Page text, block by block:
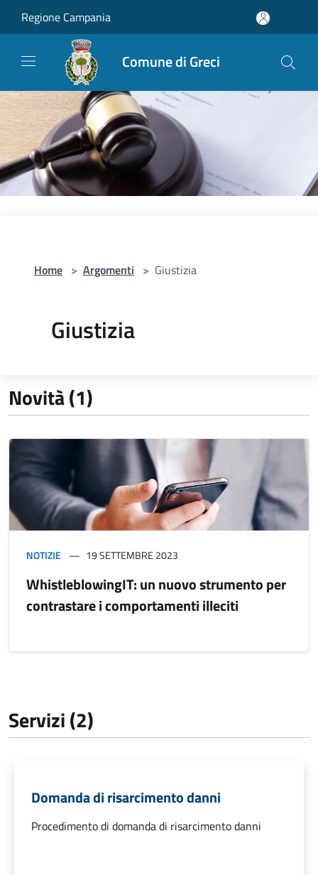
Regione Campania
Comune di Greci
Home > Argomenti > Giustizia
Giustizia
Novità (1)
NOTIZIE 19 SETTEMBRE 2023
WhistleblowingIT: un nuovo strumento per
contrastare i comportamenti illeciti
Servizi (2)
Domanda di risarcimento danni
Procedimento di domanda di risarcimento danni